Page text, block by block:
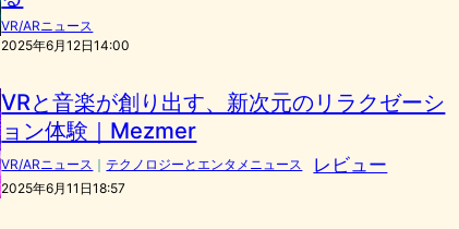
VR/ARニュース
2025年6月12日14:00
VRと音楽が創り出す、新次元のリラクゼーシ
ョン体験｜Mezmer
VR/ARニュース ｜テクノロジーとエンタメニュース レビュー
2025年6月11日18:57